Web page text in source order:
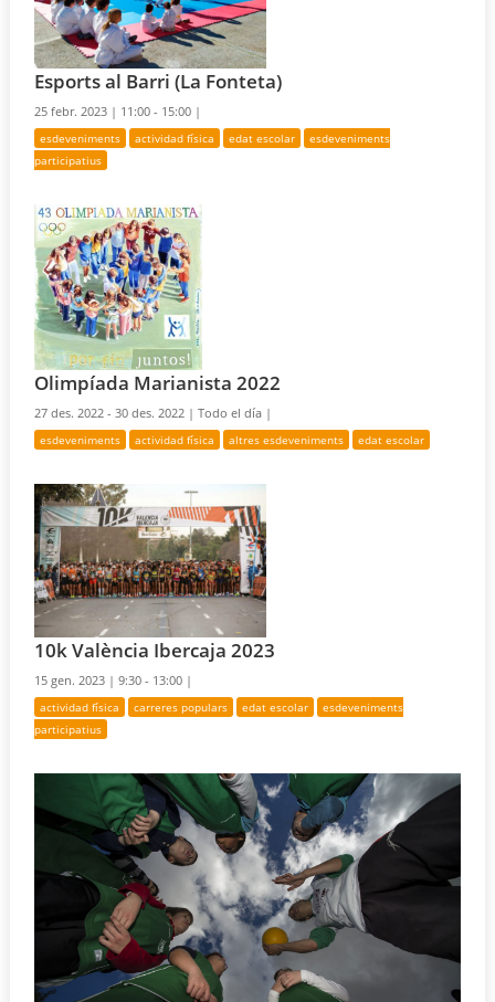
Esports al Barri (La Fonteta)
25 febr. 2023 | 11:00 - 15:00 |
esdeveniments actividad física edat escolar
esdeveniments
participatius
Olimpíada Marianista 2022
27 des. 2022 - 30 des. 2022 |Todo el día |
esdeveniments actividad física altres esdeveniments edat escolar
10k València Ibercaja 2023
15 gen. 2023 |9:30 - 13:00 |
actividad física carreres populars edat escolar
esdeveniments
participatius